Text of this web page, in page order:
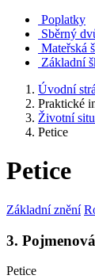
Poplatky
Sběrný
Mateřská
Základní
Úvodní
Praktické
Životní
Petice
Petice
Základní znění
3.
Petice